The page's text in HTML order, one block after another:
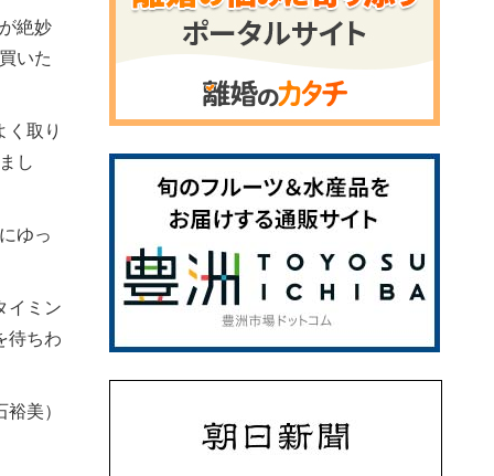
絶妙
いた
取り
し
ゆっ
イミン
待ちわ
美）